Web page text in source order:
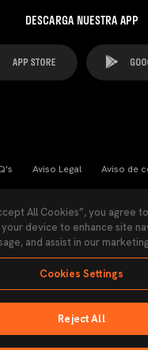
DESCARGA NUESTRA APP
Aviso Legal Aviso de
Política de
Accesibilidad
página puede ser reproducida
All Cookies”, you agree
device to enhance site
and assist in our
Cookies Settings
Reject All